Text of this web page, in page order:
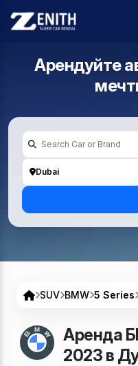
Арендуйте
Dubai
SUV BMW 5 Series
Аренда
2023 в